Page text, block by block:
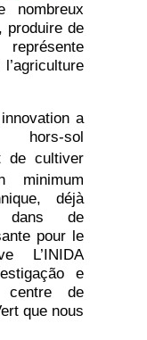
produire de
a
sol
de cultiver
déjà
dans de
pour le
L’INIDA
e
centre de
que nous